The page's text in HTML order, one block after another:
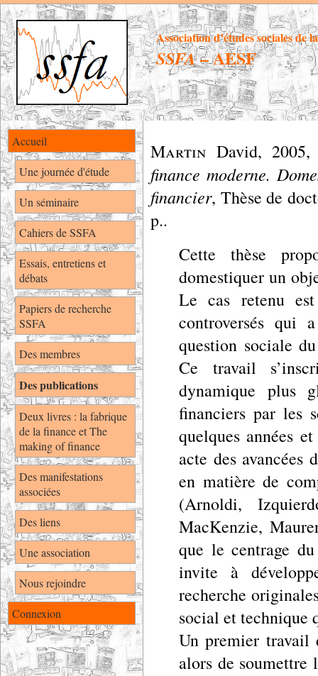
Association d’études sociales de
SSFA– AESF
Accueil
Une journée d'étude
Un séminaire
Cahiers de SSFA
Essais, entretiens et
débats
Papiers de recherche
SSFA
Des membres
Des publications
Deux livres : la fabrique
de la finance et The
making of finance
Des manifestations
associées
Des liens
Une association
Nous rejoindre
Connexion
Martin David,
finance moderne.
financier, Thèse de
p..
Cette thèse
domestiquer un
Le cas retenu
controversés qui
question sociale
Ce travail
dynamique plus
financiers par les
quelques années
acte des avancées
en matière de
(Arnoldi,
MacKenzie,
que le centrage
invite à
recherche
social et technique
Un premier travail
alors de soumettre